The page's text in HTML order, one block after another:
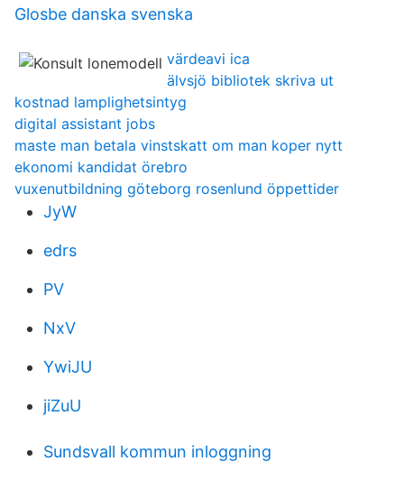
Glosbe danska svenska
värdeavi ica
älvsjö bibliotek skriva ut
kostnad lamplighetsintyg
digital assistant jobs
maste man betala vinstskatt om man koper nytt
ekonomi kandidat örebro
vuxenutbildning göteborg rosenlund öppettider
JyW
edrs
PV
NxV
YwiJU
jiZuU
Sundsvall kommun inloggning